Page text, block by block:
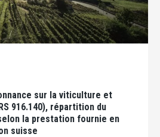
sur la viticulture et
916.140), répartition du
la prestation fournie en
suisse